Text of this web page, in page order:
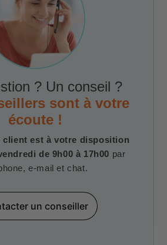
? Un conseil ?
sont à votre
écoute !
client est à votre disposition
de 9h00 à 17h00 par
e-mail et chat.
un conseiller